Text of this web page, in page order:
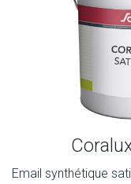
Email synthétique